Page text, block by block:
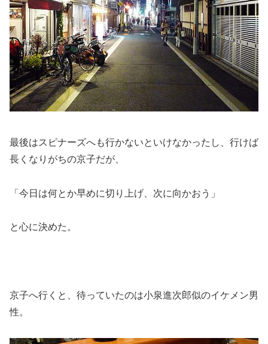
最後はスピナーズへも行かないといけなかったし、行けば
長くなりがちの京子だが、
「今日は何とか早めに切り上げ、次に向かおう」
と心に決めた。
京子へ行くと、待っていたのは小泉進次郎似のイケメン男
性。